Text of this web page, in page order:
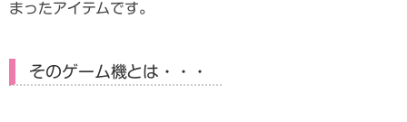
まったアイテムです。
そのゲーム機とは・・・